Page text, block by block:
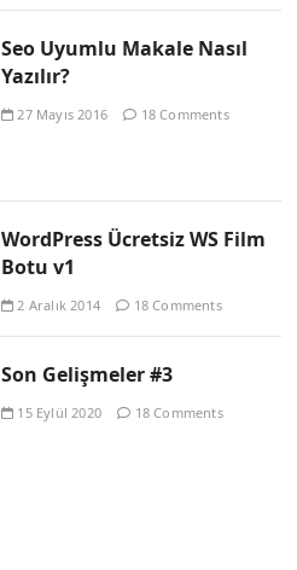
Seo Uyumlu Makale Nasıl
Yazılır?
27 Mayıs 2016 18 Comments
WordPress Ücretsiz WS Film
Botu v1
2 Aralık 2014 18 Comments
Son Gelişmeler #3
15 Eylül 2020 18 Comments